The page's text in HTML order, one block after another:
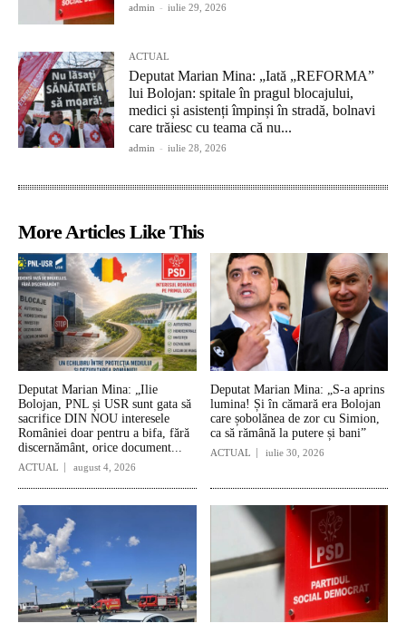
admin - iulie 29, 2026
ACTUAL
Deputat Marian Mina: „Iată „REFORMA”
lui Bolojan: spitale în pragul blocajului,
medici și asistenți împinși în stradă, bolnavi
care trăiesc cu teama că nu...
admin - iulie 28, 2026
More Articles Like This
Deputat Marian Mina: „Ilie
Bolojan, PNL și USR sunt gata să
sacrifice DIN NOU interesele
României doar pentru a bifa, fără
discernământ, orice document...
ACTUAL august 4, 2026
Deputat Marian Mina: „S-a aprins
lumina! Și în cămară era Bolojan
care șobolănea de zor cu Simion,
ca să rămână la putere și bani”
ACTUAL iulie 30, 2026